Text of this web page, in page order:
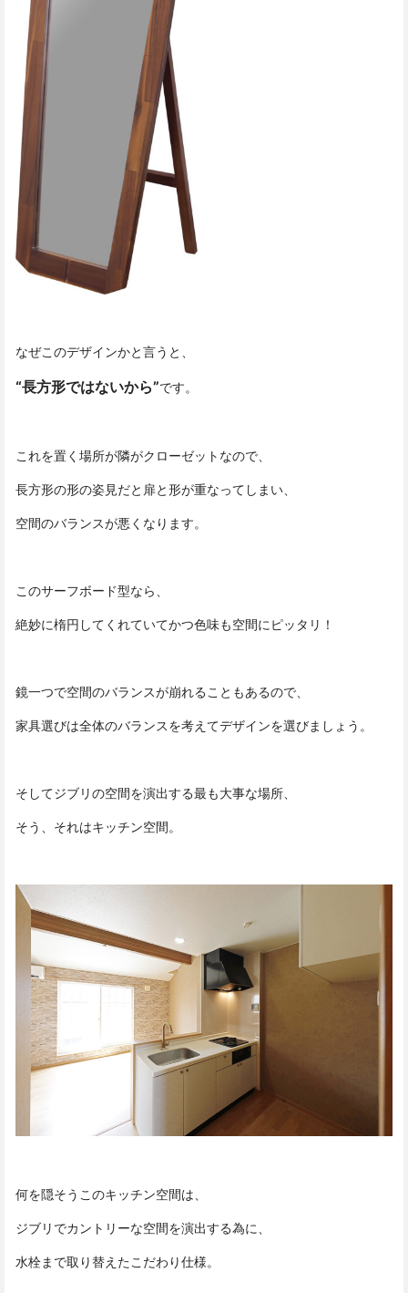
なぜこのデザインかと言うと、
“長方形ではないから”です。
これを置く場所が隣がクローゼットなので、
長方形の形の姿見だと扉と形が重なってしまい、
空間のバランスが悪くなります。
このサーフボード型なら、
絶妙に楕円してくれていてかつ色味も空間にピッタリ！
鏡一つで空間のバランスが崩れることもあるので、
家具選びは全体のバランスを考えてデザインを選びましょう。
そしてジブリの空間を演出する最も大事な場所、
そう、それはキッチン空間。
何を隠そうこのキッチン空間は、
ジブリでカントリーな空間を演出する為に、
水栓まで取り替えたこだわり仕様。